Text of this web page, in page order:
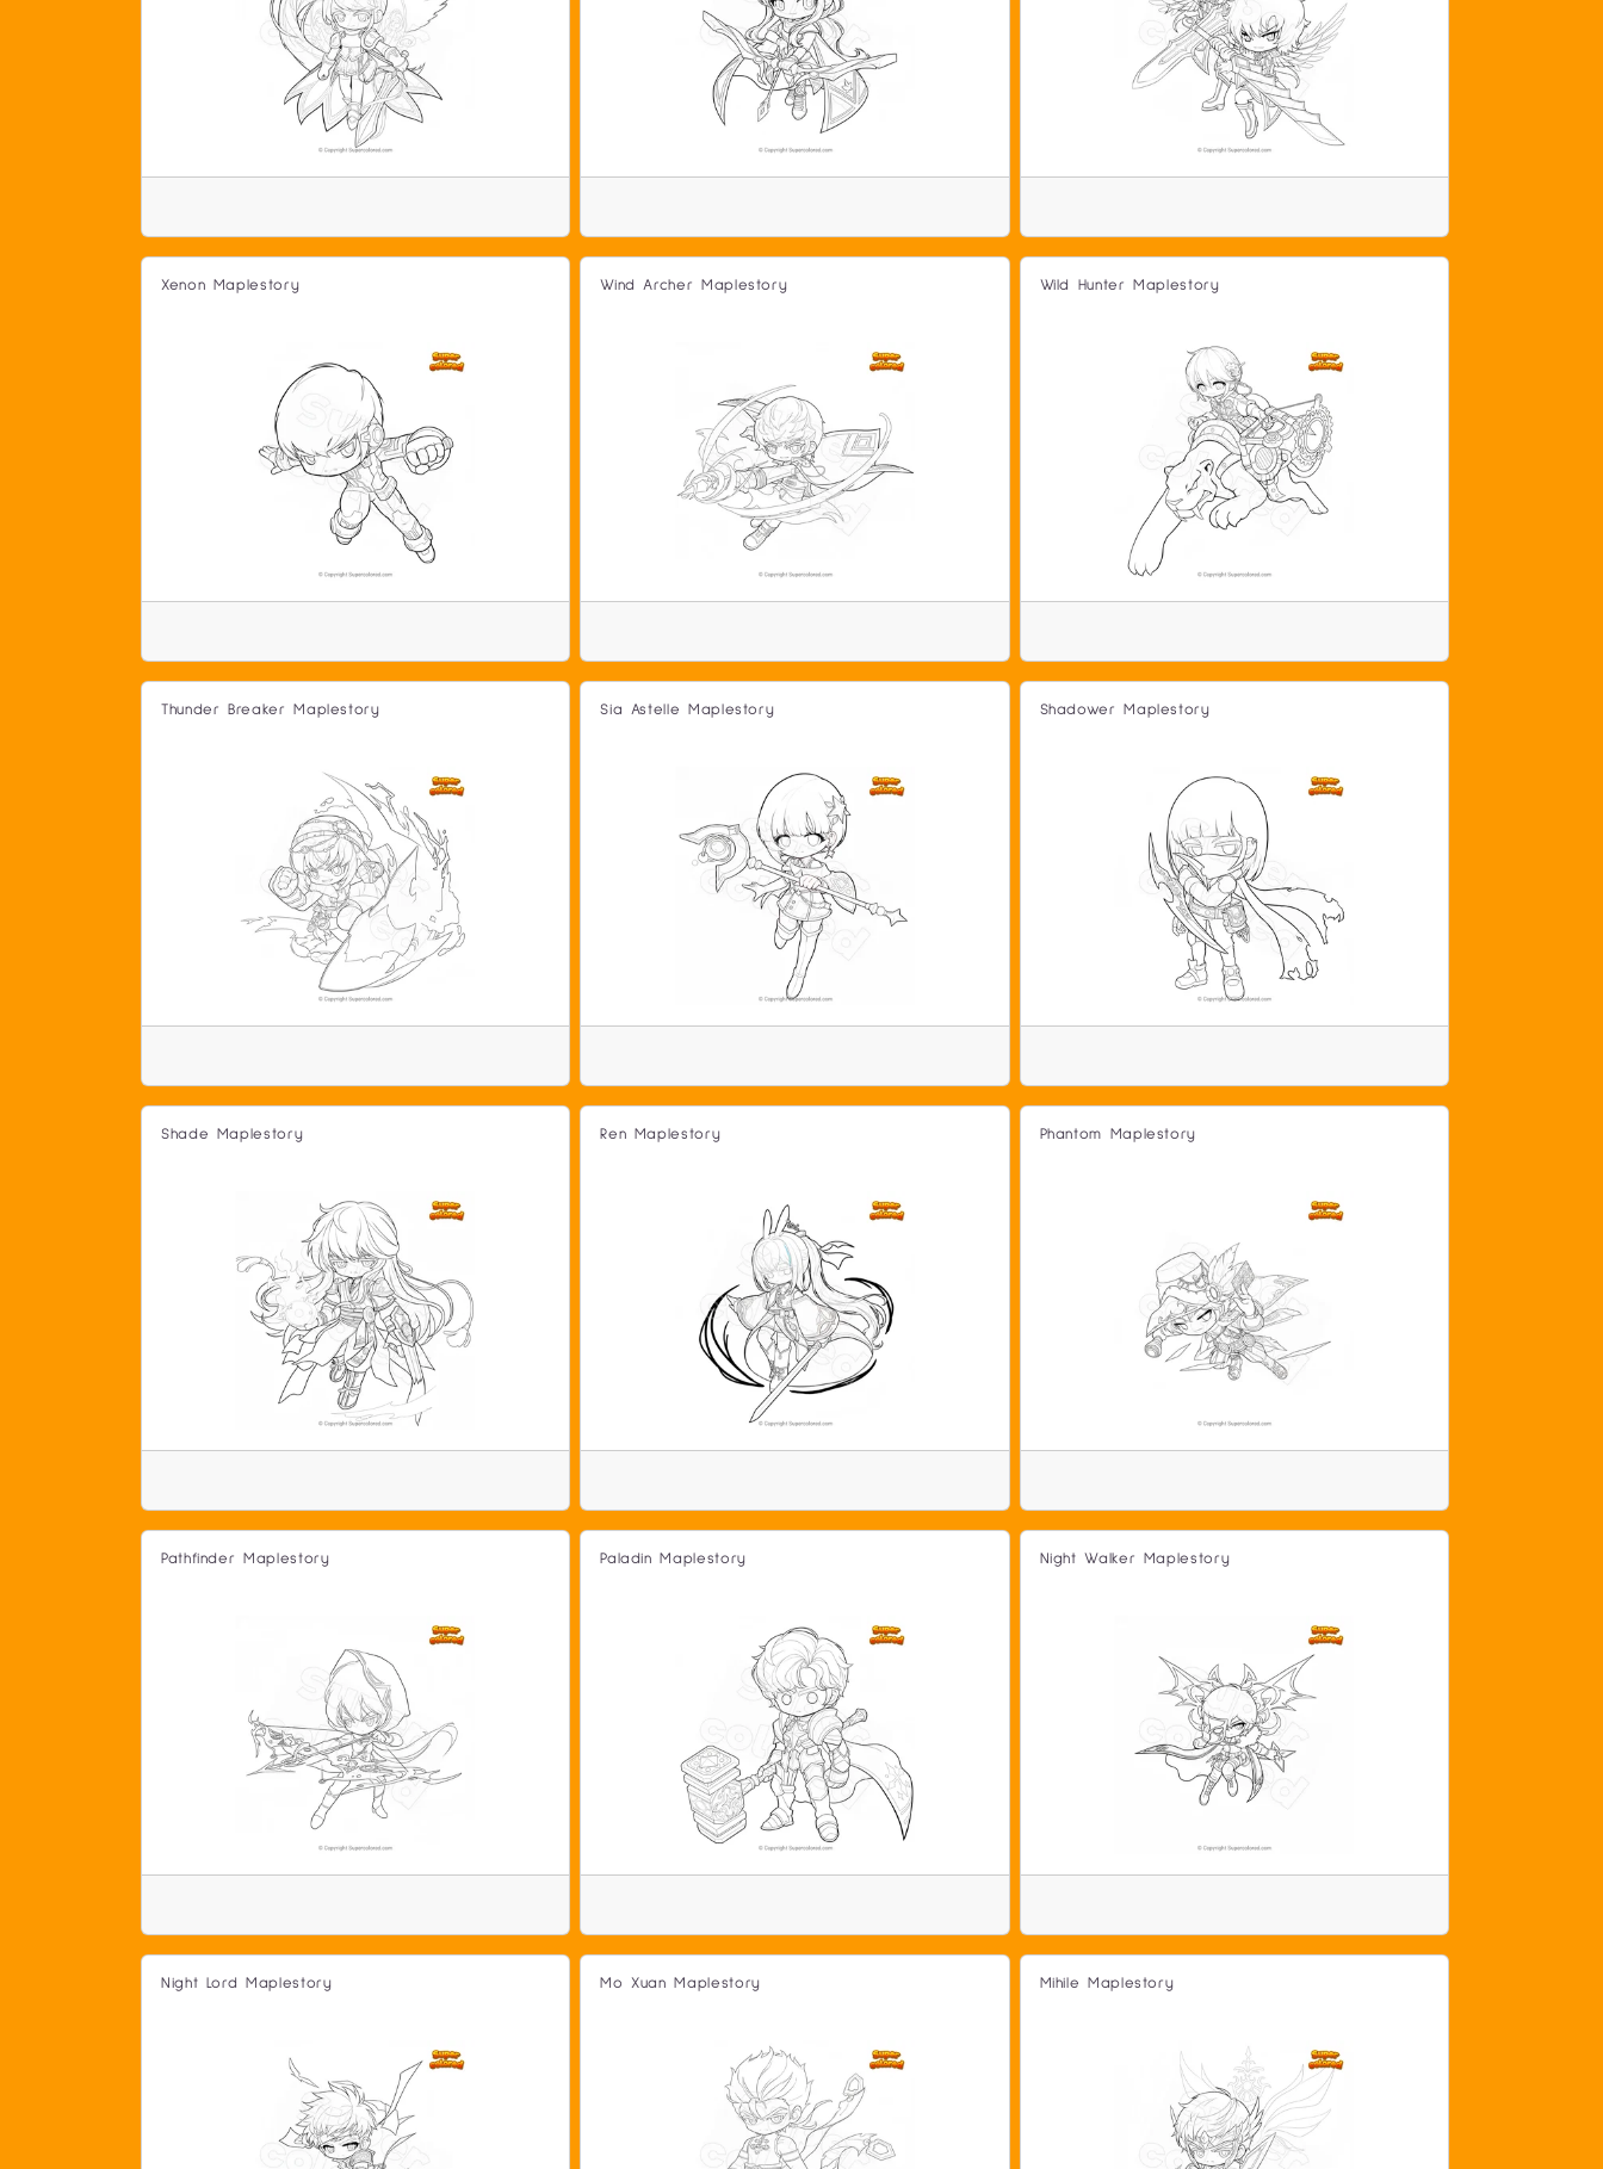
Xenon Maplestory Wind Archer Maplestory Wild Hunter Maplestory
Thunder Breaker Maplestory Sia Astelle Maplestory Shadower Maplestory
Shade Maplestory Ren Maplestory Phantom Maplestory
Pathfinder Maplestory Paladin Maplestory Night Walker Maplestory
Night Lord Maplestory Mo Xuan Maplestory Mihile Maplestory